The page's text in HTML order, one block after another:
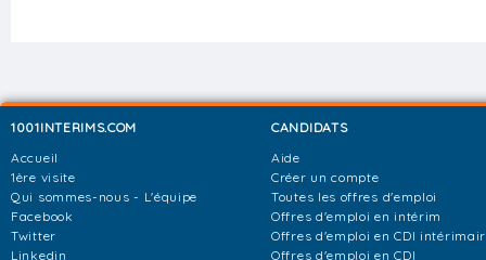
1001INTERIMS.COM
Accueil
1ère visite
Qui sommes-nous - L'équipe
Facebook
Twitter
Linkedin
CANDIDATS
Aide
Créer un compte
Toutes les offres d'emploi
Offres d'emploi en intérim
Offres d'emploi en CDI
Offres d'emploi en CDI